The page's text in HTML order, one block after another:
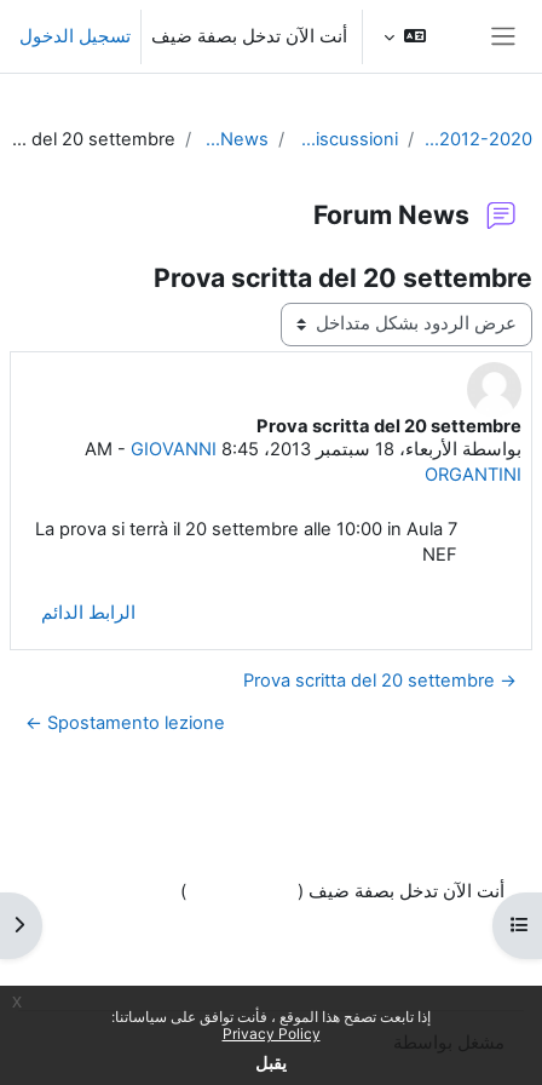
تخطى إلى المحتوى الرئيسي
إذا تابعت تصفح هذا الموقع ، فأنت توافق على سياساتنا:
Privacy Policy
يقبل
x
أنت الآن تدخل بصفة ضيف تسجيل الدخول
فتح فهرس المقرر
fisicabai2012-2020
News e discussioni
Forum News
Prova scritta del 20 settembre
Forum News
Prova scritta del 20 settembre
نمط العرض
Prova scritta del 20 settembre
بواسطة الأربعاء، 18 سبتمبر 2013، 8:45 AM - GIOVANNI
ORGANTINI
عدد الردود: 0
La prova si terrà il 20 settembre alle 10:00 in Aula 7
NEF
الرابط الدائم
→ Prova scritta del 20 settembre
Spostamento lezione ←
أنت الآن تدخل بصفة ضيف (
)
السياسات
احصل على تطبيق الجوّال